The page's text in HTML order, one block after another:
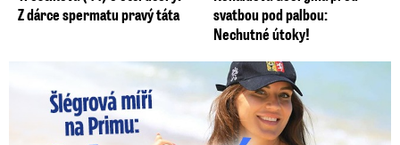
Z dárce spermatu pravý táta
svatbou pod palbou:
Nechutné útoky!
Lucie Šlégrová míří na Primu. Překvapení pro sporťáky!